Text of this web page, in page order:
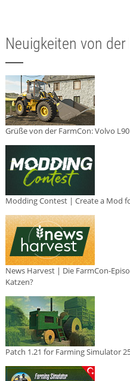
Neuigkeiten von der
Grüße von der FarmCon: Volvo
Modding Contest | Create a Mod
News Harvest | Die FarmCon-
Katzen?
Patch 1.21 for Farming Simulator